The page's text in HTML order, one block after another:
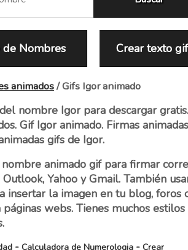
de Nombres Crear texto gif
animados/ Gifs Igor animado
nombre Igor para descargar gratis.
Gif Igor animado. Firmas animadas
gifs de Igor.
animado gif para firmar
Yahoo y Gmail. También
insertar la imagen en tu blog, foros
webs. Tienes muchos estilos
- Calculadora de Numerologia - Crear